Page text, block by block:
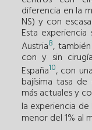
diferencia en la
NS) y con
Esta
Austria8,
con y sin
España10, con
bajísima tasa
más actuales y
la experiencia de
menor del 1% al